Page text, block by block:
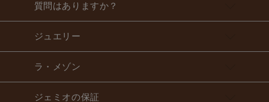
質問はありますか？
ジュエリー
ラ・メゾン
ジェミオの保証